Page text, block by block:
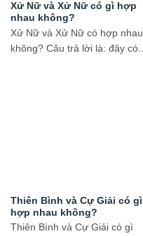
Xử Nữ và Xử Nữ có gì hợp
nhau không?
Xử Nữ và Xử Nữ có hợp nhau
không? Câu trả lời là: đây có...
Thiên Bình và Cự Giải có gì
hợp nhau không?
Thiên Bình và Cự Giải có gì